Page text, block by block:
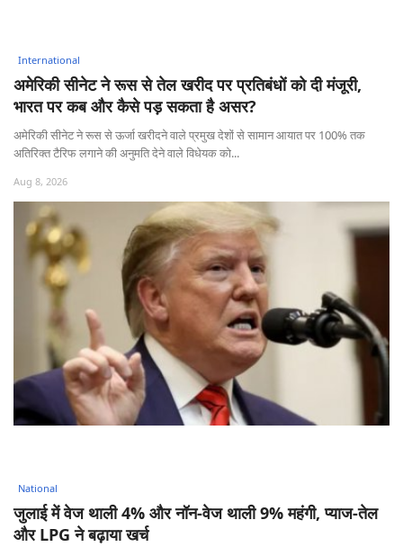
अमेरिकी सीनेट ने रूस से तेल खरीद पर प्रतिबंधों को दी मंजूरी,
भारत पर कब और कैसे पड़ सकता है असर?
अमेरिकी सीनेट ने रूस से ऊर्जा खरीदने वाले प्रमुख देशों से सामान आयात पर 100% तक
अतिरिक्त टैरिफ लगाने की अनुमति देने वाले विधेयक को...
Aug 8, 2026
International
जुलाई में वेज थाली 4% और नॉन-वेज थाली 9% महंगी, प्याज-तेल
और LPG ने बढ़ाया खर्च
National